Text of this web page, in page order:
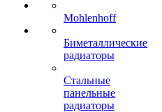
Mohlenhoff
Биметаллические
радиаторы
Стальные
панельные
радиаторы